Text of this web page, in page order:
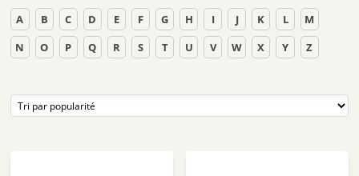
A B C D E F G H I J K L
M
N
O P Q R S T U V W X Y Z